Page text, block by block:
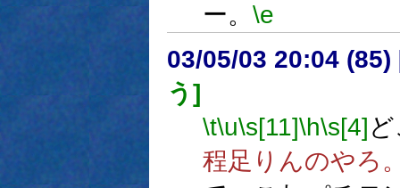
ー。 \e
03/05/03 20:04 (85)
う]
\t\u\s[11]\h\s[4]
程足りんのやろ